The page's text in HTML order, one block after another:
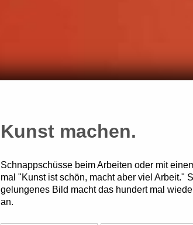
Kunst machen.
Schnappschüsse beim Arbeiten oder mit
mal "Kunst ist schön, macht aber viel Arbeit."
gelungenes Bild macht das hundert mal
an.